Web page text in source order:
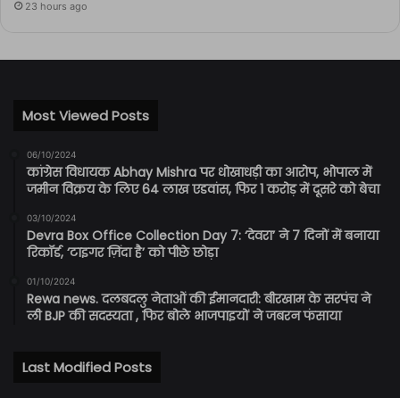
23 hours ago
Most Viewed Posts
06/10/2024
कांग्रेस विधायक Abhay Mishra पर धोखाधड़ी का आरोप, भोपाल में
जमीन विक्रय के लिए 64 लाख एडवांस, फिर 1 करोड़ में दूसरे को बेचा
03/10/2024
Devra Box Office Collection Day 7: ‘देवरा’ ने 7 दिनों में बनाया
रिकॉर्ड, ‘टाइगर ज़िंदा है’ को पीछे छोड़ा
01/10/2024
Rewa news. दलबदलु नेताओं की ईमानदारी: बीरखाम के सरपंच ने
ली BJP की सदस्यता , फिर बोले भाजपाइयों ने जबरन फंसाया
Last Modified Posts